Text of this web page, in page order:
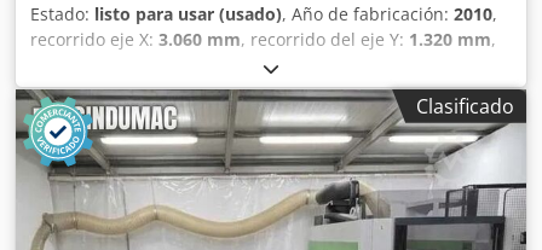
Estado: listo para usar (usado), Año de fabricación: 2010,
recorrido eje X: 3.060 mm, recorrido del eje Y: 1.320 mm,
, número de ejes:
BIESSE Rover A4.30 de 5 ejes se fabricó en 2010. Cuenta
con un campo de trabajo de 3.060 mm en el eje X y 1.320
mm en el eje Y, además de un potente electrohusillo de 12
kW refrigerado por aire. La máquina incluye programación
avanzada con BIESSEWORKS y un cambiador de
herramientas giratorio con 10 posiciones. Si busca
capacidades de mecanizado de madera con CNC de alta
Clasificado